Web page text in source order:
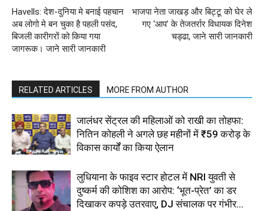
Havells: देश-दुनिया मे बनाई पहचान
अब लोगो मे बन चुका है पहली पसंद,
बिजली कारीगरों को किया गया
जागरूक। जाने सारी जानकारी
भाजपा नेता जाखड़ और बिट्टू को घेर ले
गए ‘आप’ के तेजतर्रार विधायक दिनेश
चड्ढा, जाने सारी जानकारी
RELATED ARTICLES MORE FROM AUTHOR
जालंधर सेंट्रल की महिलाओं को राखी का तोहफा:
नितिन कोहली ने अगले छह महीनों में ₹59 करोड़ के
विकास कार्यों का किया ऐलान
लुधियाना के फाइव स्टार होटल में NRI युवती से
दुष्कर्म की कोशिश का आरोप: ‘भूत-प्रेत’ का डर
दिखाकर कपड़े उतरवाए, DJ संचालक पर गंभीर...